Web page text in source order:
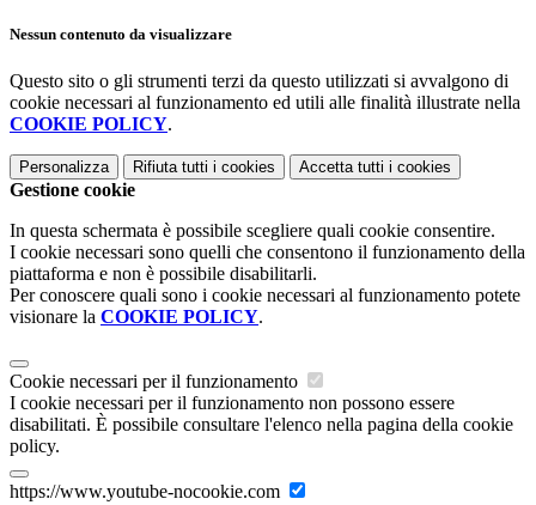
Nessun contenuto da visualizzare
Questo sito o gli strumenti terzi da questo utilizzati si avvalgono di
cookie necessari al funzionamento ed utili alle finalità illustrate nella
COOKIE POLICY.
Personalizza Rifiuta tutti i cookies Accetta tutti i cookies
Gestione cookie
In questa schermata è possibile scegliere quali cookie consentire.
I cookie necessari sono quelli che consentono il funzionamento della
piattaforma e non è possibile disabilitarli.
Per conoscere quali sono i cookie necessari al funzionamento potete
visionare la COOKIE POLICY.
Cookie necessari per il funzionamento
I cookie necessari per il funzionamento non possono essere
disabilitati. È possibile consultare l'elenco nella pagina della cookie
policy.
https://www.youtube-nocookie.com